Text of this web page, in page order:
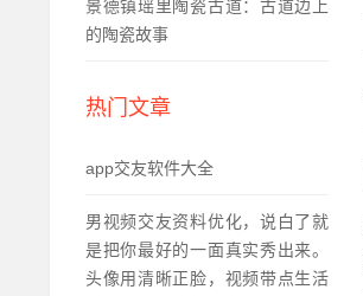
景德镇瑶里陶瓷古道：古道边上
的陶瓷故事
热门文章
app交友软件大全
男视频交友资料优化，说白了就
是把你最好的一面真实秀出来。
头像用清晰正脸，视频带点生活